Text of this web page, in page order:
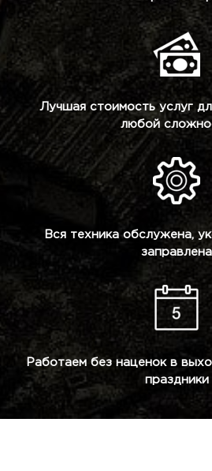
Лучшая стоимость услуг
любой
Вся техника обслужена,
заправлена
Работаем без наценок в
праздники